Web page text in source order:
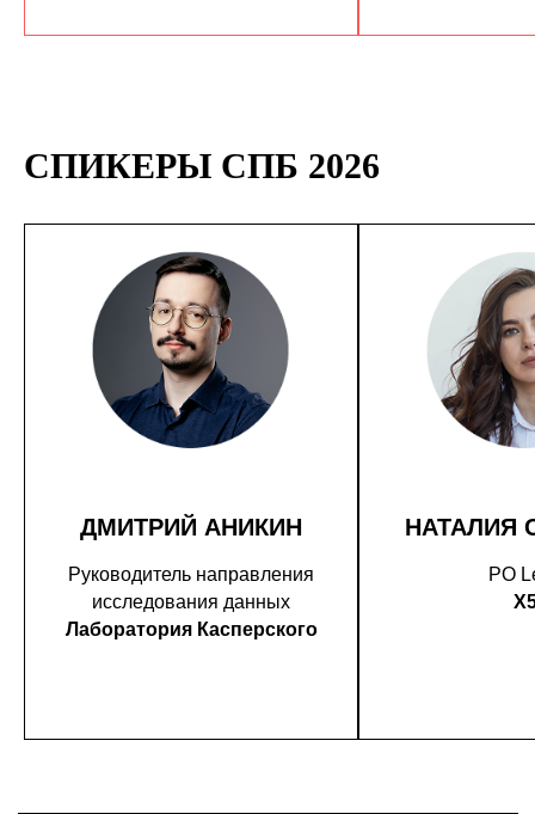
СПИКЕРЫ СПБ 2026
ДМИТРИЙ АНИКИН
Руководитель направления
исследования данных
Лаборатория Касперского
НАТАЛИЯ
PO